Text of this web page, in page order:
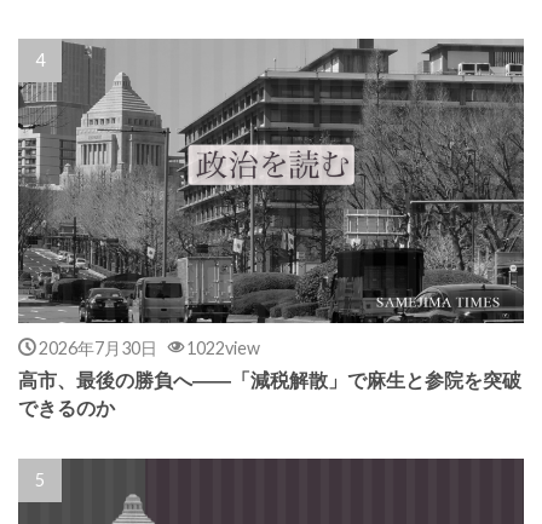
2026年7月30日 1022view
高市、最後の勝負へ――「減税解散」で麻生と参院を突破
できるのか